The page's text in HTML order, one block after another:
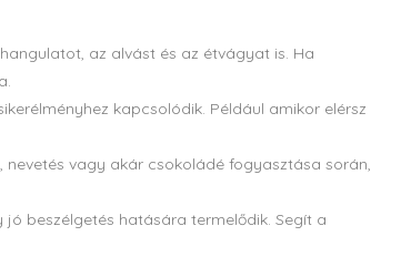
az alvást és az étvágyat is. Ha
kapcsolódik. Például amikor elérsz
vagy akár csokoládé fogyasztása során,
jó beszélgetés hatására termelődik. Segít a